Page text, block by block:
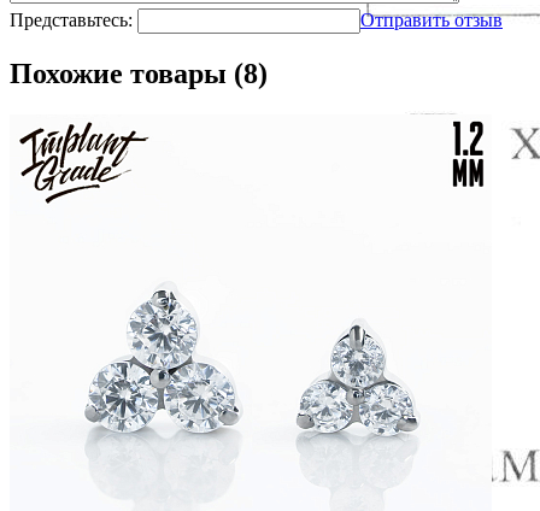
Представьтесь: Отправить отзыв
Похожие товары (8)